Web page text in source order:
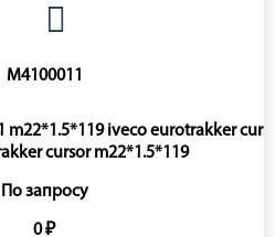
M4100011
m22*1.5*119 iveco eurotrakker
cursor m22*1.5*119
По запросу
0 ₽